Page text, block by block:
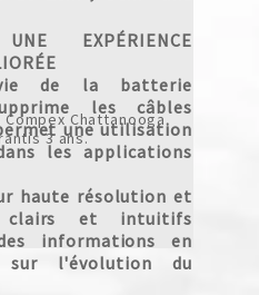
Chattanooga
3 ans.
EXPÉRIENCE
de la batterie
les câbles
une utilisation
les applications
haute résolution et
clairs et intuitifs
informations en
l'évolution du